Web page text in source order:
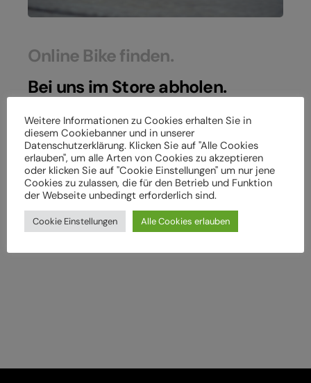
Online Bike finden.
Bei uns im Store abholen.
In unserem cube-store findest du auf 2
Stockwerken garantiert das perfekte Bike!
Versand und Click & Collect
Weitere Informationen zu Cookies erhalten Sie in
diesem Cookiebanner und in unserer
Datenschutzerklärung. Klicken Sie auf "Alle Cookies
erlauben", um alle Arten von Cookies zu akzeptieren
oder klicken Sie auf "Cookie Einstellungen" um nur jene
Cookies zu zulassen, die für den Betrieb und Funktion
der Webseite unbedingt erforderlich sind.
Cookie Einstellungen Alle Cookies erlauben